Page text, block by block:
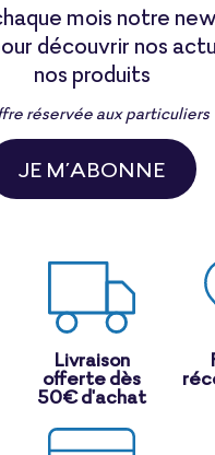
mois notre
découvrir nos
nos produits
réservée aux particuliers
JE M’ABONNE
Livraison
offerte dès
50€ d'achat